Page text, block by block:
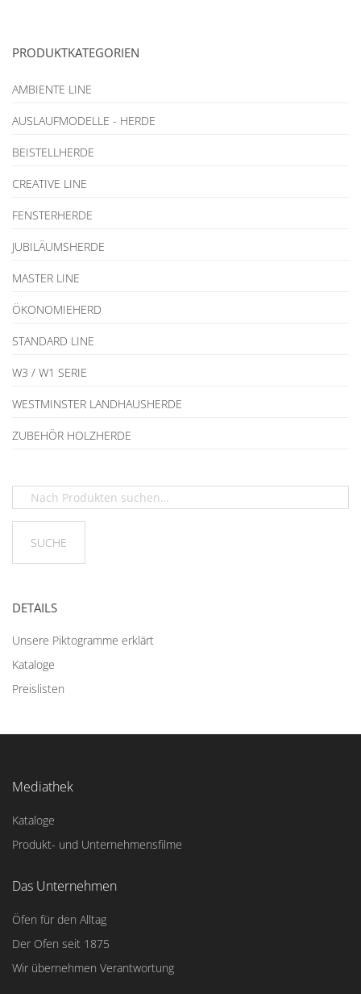
PRODUKTKATEGORIEN
AMBIENTE LINE
AUSLAUFMODELLE - HERDE
BEISTELLHERDE
CREATIVE LINE
FENSTERHERDE
JUBILÄUMSHERDE
MASTER LINE
ÖKONOMIEHERD
STANDARD LINE
W3 / W1 SERIE
WESTMINSTER LANDHAUSHERDE
ZUBEHÖR HOLZHERDE
DETAILS
Unsere Piktogramme erklärt
Kataloge
Preislisten
Mediathek
Kataloge
Produkt- und Unternehmensfilme
Das Unternehmen
Öfen für den Alltag
Der Ofen seit 1875
Wir übernehmen Verantwortung